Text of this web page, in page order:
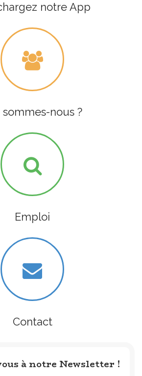
notre App
sommes-nous ?
Emploi
Contact
à notre Newsletter !